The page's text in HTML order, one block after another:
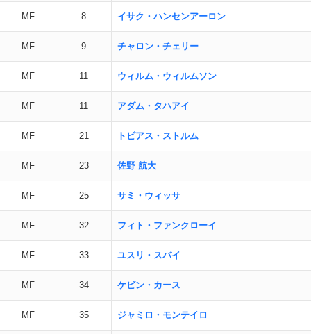
MF 8 イサク・ハンセンアーロン
MF 9 チャロン・チェリー
MF 11 ウィルム・ウィルムソン
MF 11 アダム・タハアイ
MF 21 トビアス・ストルム
MF 23 佐野 航大
MF 25 サミ・ウィッサ
MF 32 フィト・ファンクローイ
MF 33 ユスリ・スバイ
MF 34 ケビン・カース
MF 35 ジャミロ・モンテイロ